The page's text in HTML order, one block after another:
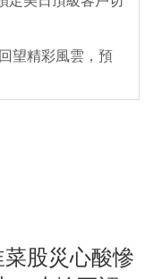
望精彩風雲，預
股災心酸慘